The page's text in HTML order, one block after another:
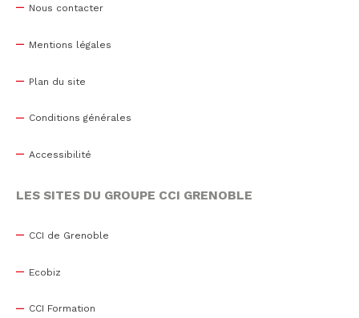
Nous contacter
Mentions légales
Plan du site
Conditions générales
Accessibilité
LES SITES DU GROUPE CCI GRENOBLE
CCI de Grenoble
Ecobiz
CCI Formation